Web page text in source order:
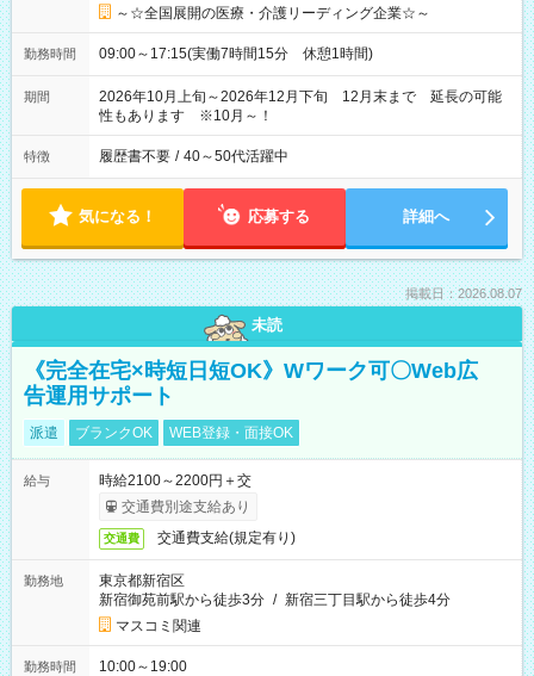
～☆全国展開の医療・介護リーディング企業☆～
勤務時間 09:00～17:15(実働7時間15分 休憩1時間)
期間
2026年10月上旬～2026年12月下旬 12月末まで 延長の可能
性もあります ※10月～！
特徴 履歴書不要 / 40～50代活躍中
気になる！ 応募する 詳細へ
掲載日：2026.08.07
未読
《完全在宅×時短日短OK》Wワーク可〇Web広
告運用サポート
派遣 ブランクOK WEB登録・面接OK
給与
時給2100～2200円＋交
交通費別途支給あり
交通費 交通費支給(規定有り)
勤務地
東京都新宿区
新宿御苑前駅から徒歩3分 / 新宿三丁目駅から徒歩4分
マスコミ関連
勤務時間 10:00～19:00